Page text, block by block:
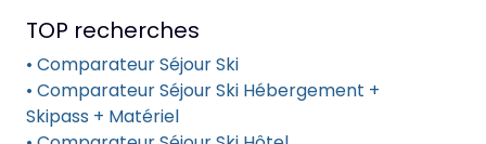
TOP recherches
• Comparateur Séjour Ski
• Comparateur Séjour Ski Hébergement +
Skipass + Matériel